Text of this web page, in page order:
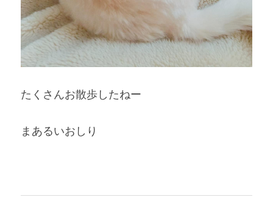
たくさんお散歩したねー
まあるいおしり